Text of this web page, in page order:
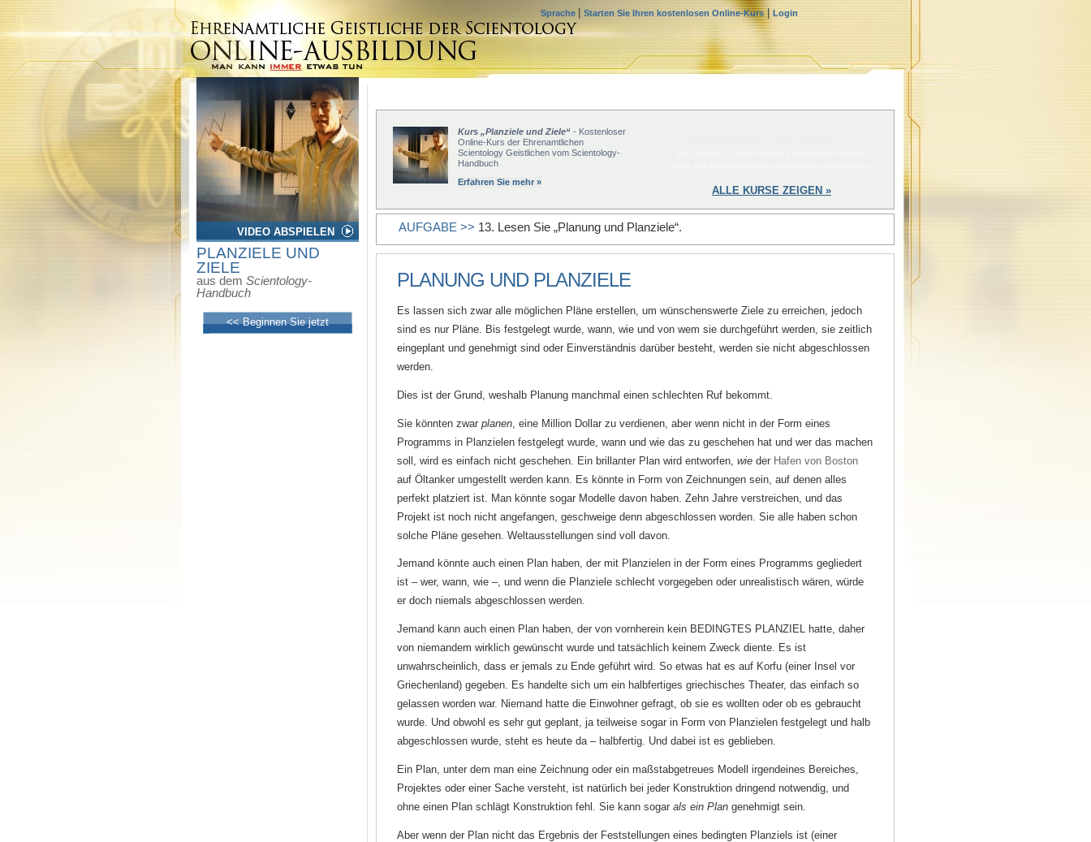
Sprache Starten Sie Ihren kostenlosen Online-Kurs | Login
VIDEO ABSPIELEN
PLANZIELE UND
ZIELE
aus dem Scientology-
Handbuch
<< Beginnen Sie jetzt
Kurs „Planziele und Ziele“ - Kostenloser
Online-Kurs der Ehrenamtlichen
Scientology Geistlichen vom Scientology-
Handbuch
Erfahren Sie mehr »
ALLE KURSE ZEIGEN »
AUFGABE >> 13. Lesen Sie „Planung und Planziele“.
PLANUNG UND PLANZIELE
Es lassen sich zwar alle möglichen Pläne erstellen, um wünschenswerte Ziele zu erreichen, jedoch
sind es nur Pläne. Bis festgelegt wurde, wann, wie und von wem sie durchgeführt werden, sie zeitlich
eingeplant und genehmigt sind oder Einverständnis darüber besteht, werden sie nicht abgeschlossen
werden.
Dies ist der Grund, weshalb Planung manchmal einen schlechten Ruf bekommt.
Sie könnten zwar planen , eine Million Dollar zu verdienen, aber wenn nicht in der Form eines
Programms in Planzielen festgelegt wurde, wann und wie das zu geschehen hat und wer das machen
soll, wird es einfach nicht geschehen. Ein brillanter Plan wird entworfen, wie der Hafen von Boston
auf Öltanker umgestellt werden kann. Es könnte in Form von Zeichnungen sein, auf denen alles
perfekt platziert ist. Man könnte sogar Modelle davon haben. Zehn Jahre verstreichen, und das
Projekt ist noch nicht angefangen, geschweige denn abgeschlossen worden. Sie alle haben schon
solche Pläne gesehen. Weltausstellungen sind voll davon.
Jemand könnte auch einen Plan haben, der mit Planzielen in der Form eines Programms gegliedert
ist – wer, wann, wie –, und wenn die Planziele schlecht vorgegeben oder unrealistisch wären, würde
er doch niemals abgeschlossen werden.
Jemand kann auch einen Plan haben, der von vornherein kein BEDINGTES PLANZIEL hatte, daher
von niemandem wirklich gewünscht wurde und tatsächlich keinem Zweck diente. Es ist
unwahrscheinlich, dass er jemals zu Ende geführt wird. So etwas hat es auf Korfu (einer Insel vor
Griechenland) gegeben. Es handelte sich um ein halbfertiges griechisches Theater, das einfach so
gelassen worden war. Niemand hatte die Einwohner gefragt, ob sie es wollten oder ob es gebraucht
wurde. Und obwohl es sehr gut geplant, ja teilweise sogar in Form von Planzielen festgelegt und halb
abgeschlossen wurde, steht es heute da – halbfertig. Und dabei ist es geblieben.
Ein Plan, unter dem man eine Zeichnung oder ein maßstabgetreues Modell irgendeines Bereiches,
Projektes oder einer Sache versteht, ist natürlich bei jeder Konstruktion dringend notwendig, und
ohne einen Plan schlägt Konstruktion fehl. Sie kann sogar als ein Plan genehmigt sein.
Aber wenn der Plan nicht das Ergebnis der Feststellungen eines bedingten Planziels ist (einer